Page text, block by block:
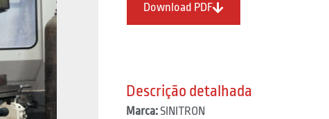
Download PDF
Descrição detalhada
Marca:SINITRON